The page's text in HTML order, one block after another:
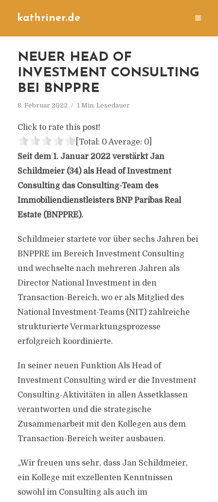
kathriner.de
NEUER HEAD OF
INVESTMENT CONSULTING
BEI BNPPRE
8. Februar 2022 1 Min. Lesedauer
Click to rate this post!
[Total: 0 Average: 0]
Seit dem 1. Januar 2022 verstärkt Jan
Schildmeier (34) als Head of Investment
Consulting das Consulting-Team des
Immobiliendienstleisters BNP Paribas Real
Estate (BNPPRE).
Schildmeier startete vor über sechs Jahren bei
BNPPRE im Bereich Investment Consulting
und wechselte nach mehreren Jahren als
Director National Investment in den
Transaction-Bereich, wo er als Mitglied des
National Investment-Teams (NIT) zahlreiche
strukturierte Vermarktungsprozesse
erfolgreich koordinierte.
In seiner neuen Funktion Als Head of
Investment Consulting wird er die Investment
Consulting-Aktivitäten in allen Assetklassen
verantworten und die strategische
Zusammenarbeit mit den Kollegen aus dem
Transaction-Bereich weiter ausbauen.
„Wir freuen uns sehr, dass Jan Schildmeier,
ein Kollege mit exzellenten Kenntnissen
sowohl im Consulting als auch im